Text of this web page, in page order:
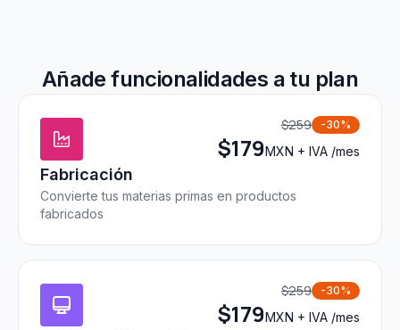
Añade funcionalidades a tu plan
$259 -30%
$179MXN + IVA /mes
Fabricación
Convierte tus materias primas en productos
fabricados
$259 -30%
$179MXN + IVA /mes